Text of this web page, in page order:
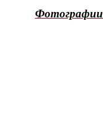
Фотографии